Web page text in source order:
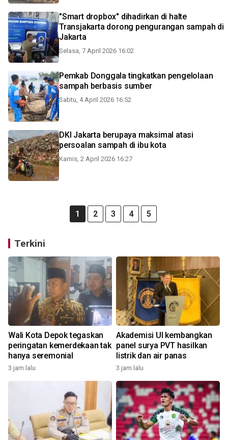
"Smart dropbox" dihadirkan di halte
Transjakarta dorong pengurangan sampah di
Jakarta
Selasa, 7 April 2026 16:02
Pemkab Donggala tingkatkan pengelolaan
sampah berbasis sumber
Sabtu, 4 April 2026 16:52
DKI Jakarta berupaya maksimal atasi
persoalan sampah di ibu kota
Kamis, 2 April 2026 16:27
1 2 3 4 5
Terkini
Wali Kota Depok tegaskan
peringatan kemerdekaan tak
hanya seremonial
3 jam lalu
Akademisi UI kembangkan
panel surya PVT hasilkan
listrik dan air panas
3 jam lalu